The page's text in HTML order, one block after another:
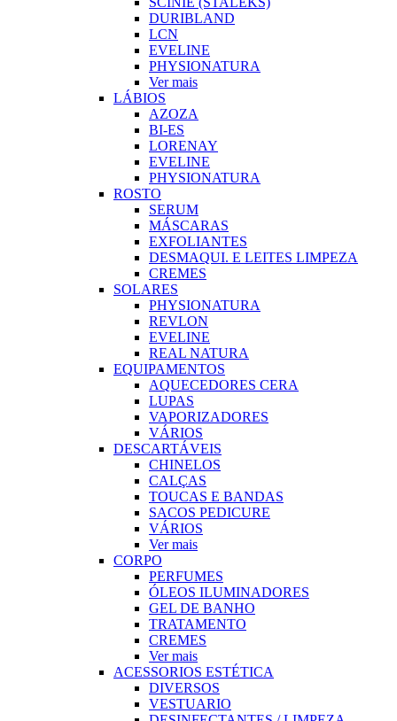
DURIBLAND
LCN
EVELINE
PHYSIONATURA
Ver mais
LÁBIOS
AZOZA
BI-ES
LORENAY
EVELINE
PHYSIONATURA
ROSTO
SERUM
MÁSCARAS
EXFOLIANTES
DESMAQUI. E LEITES LIMPEZA
CREMES
SOLARES
PHYSIONATURA
REVLON
EVELINE
REAL NATURA
EQUIPAMENTOS
AQUECEDORES CERA
LUPAS
VAPORIZADORES
VÁRIOS
DESCARTÁVEIS
CHINELOS
CALÇAS
TOUCAS E BANDAS
SACOS PEDICURE
VÁRIOS
Ver mais
CORPO
PERFUMES
ÓLEOS ILUMINADORES
GEL DE BANHO
TRATAMENTO
CREMES
Ver mais
ACESSORIOS ESTÉTICA
DIVERSOS
VESTUARIO